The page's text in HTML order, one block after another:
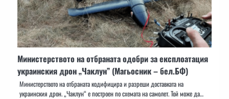
Министерството на отбраната одобри за експлоатация
украинския дрон „Чаклун” (Магьосник – бел.БФ)
Министерството на отбраната кодифицира и разреши доставката на
украинския дрон. „Чаклун“ е построен по схемата на самолет. Той може да…